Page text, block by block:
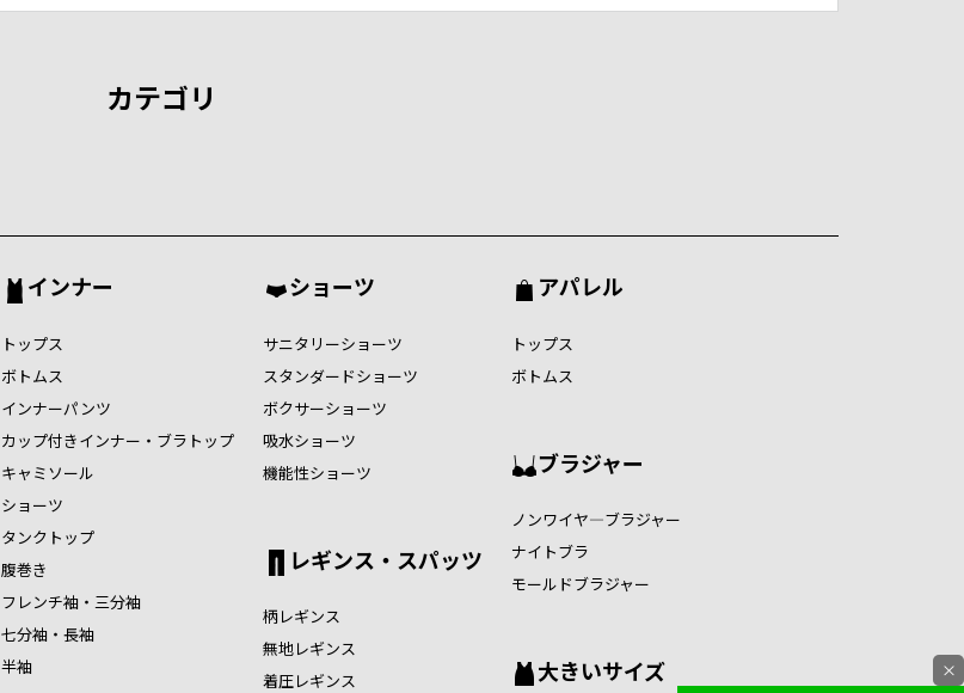
カテゴリ
インナー
トップス
ボトムス
インナーパンツ
カップ付きインナー・ブラトップ
キャミソール
ショーツ
タンクトップ
腹巻き
フレンチ袖・三分袖
七分袖・長袖
半袖
ショーツ
サニタリーショーツ
スタンダードショーツ
ボクサーショーツ
吸水ショーツ
機能性ショーツ
レギンス・スパッツ
柄レギンス
無地レギンス
着圧レギンス
アパレル
トップス
ボトムス
ブラジャー
ノンワイヤ―ブラジャー
ナイトブラ
モールドブラジャー
大きいサイズ ×